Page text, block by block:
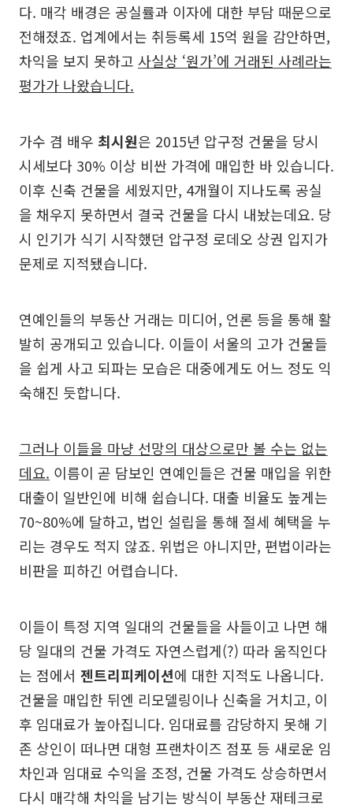
다. 매각 배경은 공실률과 이자에 대한 부담 때문으로
전해졌죠. 업계에서는 취등록세 15억 원을 감안하면,
차익을 보지 못하고 사실상 ‘원가’에 거래된 사례라는
평가가 나왔습니다.
가수 겸 배우 최시원은 2015년 압구정 건물을 당시
시세보다 30% 이상 비싼 가격에 매입한 바 있습니다.
이후 신축 건물을 세웠지만, 4개월이 지나도록 공실
을 채우지 못하면서 결국 건물을 다시 내놨는데요. 당
시 인기가 식기 시작했던 압구정 로데오 상권 입지가
문제로 지적됐습니다.
연예인들의 부동산 거래는 미디어, 언론 등을 통해 활
발히 공개되고 있습니다. 이들이 서울의 고가 건물들
을 쉽게 사고 되파는 모습은 대중에게도 어느 정도 익
숙해진 듯합니다.
그러나 이들을 마냥 선망의 대상으로만 볼 수는 없는
데요. 이름이 곧 담보인 연예인들은 건물 매입을 위한
대출이 일반인에 비해 쉽습니다. 대출 비율도 높게는
70~80%에 달하고, 법인 설립을 통해 절세 혜택을 누
리는 경우도 적지 않죠. 위법은 아니지만, 편법이라는
비판을 피하긴 어렵습니다.
이들이 특정 지역 일대의 건물들을 사들이고 나면 해
당 일대의 건물 가격도 자연스럽게(?) 따라 움직인다
는 점에서 젠트리피케이션에 대한 지적도 나옵니다.
건물을 매입한 뒤엔 리모델링이나 신축을 거치고, 이
후 임대료가 높아집니다. 임대료를 감당하지 못해 기
존 상인이 떠나면 대형 프랜차이즈 점포 등 새로운 임
차인과 임대료 수익을 조정, 건물 가격도 상승하면서
다시 매각해 차익을 남기는 방식이 부동산 재테크로